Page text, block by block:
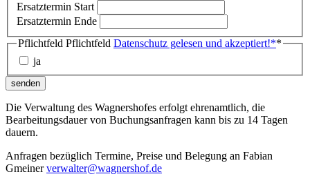
Ersatztermin Start
Ersatztermin Ende
Pflichtfeld Pflichtfeld Datenschutz gelesen und akzeptiert!**
ja
senden
Die Verwaltung des Wagnershofes erfolgt ehrenamtlich, die
Bearbeitungsdauer von Buchungsanfragen kann bis zu 14 Tagen
dauern.
Anfragen bezüglich Termine, Preise und Belegung an Fabian
Gmeinerverwalter@wagnershof.de